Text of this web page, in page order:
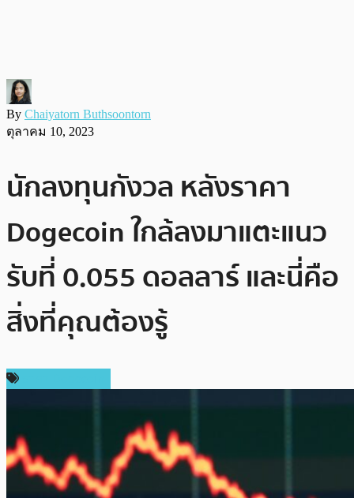
By Chaiyatorn Buthsoontorn
ตุลาคม 10, 2023
นักลงทุนกังวล หลังราคา
Dogecoin ใกล้ลงมาแตะแนว
รับที่ 0.055 ดอลลาร์ และนี่คือ
สิ่งที่คุณต้องรู้